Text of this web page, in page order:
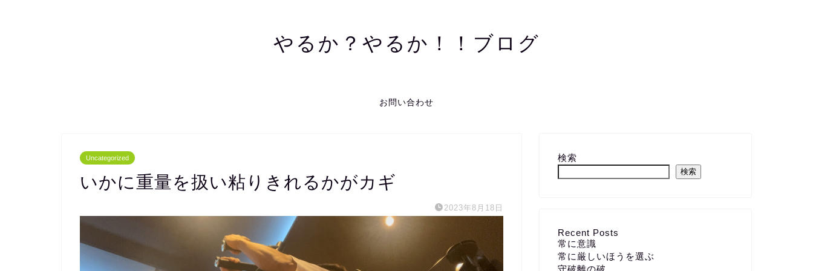
やるか？やるか！！ブログ
お問い合わせ
Uncategorized
いかに重量を扱い粘りきれるかがカギ
2023年8月18日
検索
検索
Recent Posts
常に意識
常に厳しいほうを選ぶ
守破離の破